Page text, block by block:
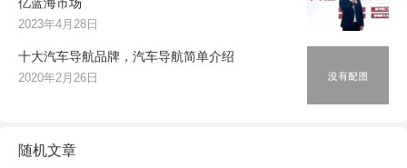
亿蓝海市场
2023年4月28日
十大汽车导航品牌，汽车导航简单介绍
2020年2月26日
随机文章